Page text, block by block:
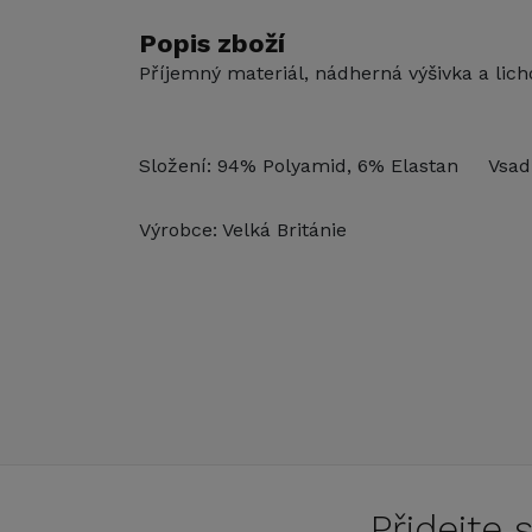
Popis zboží
Příjemný materiál, nádherná výšivka a
Složení: 94% Polyamid, 6% Elastan
Výrobce: Velká Británie